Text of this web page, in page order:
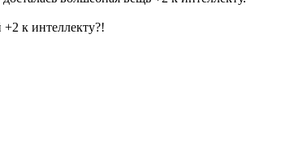
к интеллекту?!